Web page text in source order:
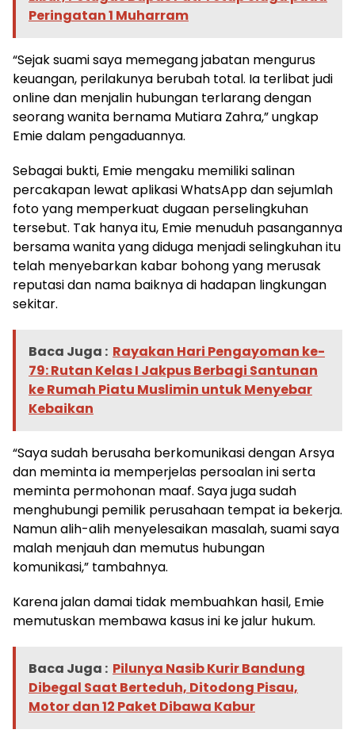
Peringatan 1 Muharram
“Sejak suami saya memegang jabatan mengurus
keuangan, perilakunya berubah total. Ia terlibat judi
online dan menjalin hubungan terlarang dengan
seorang wanita bernama Mutiara Zahra,” ungkap
Emie dalam pengaduannya.
Sebagai bukti, Emie mengaku memiliki salinan
percakapan lewat aplikasi WhatsApp dan sejumlah
foto yang memperkuat dugaan perselingkuhan
tersebut. Tak hanya itu, Emie menuduh pasangannya
bersama wanita yang diduga menjadi selingkuhan itu
telah menyebarkan kabar bohong yang merusak
reputasi dan nama baiknya di hadapan lingkungan
sekitar.
Baca Juga : Rayakan Hari Pengayoman ke-
79: Rutan Kelas I Jakpus Berbagi Santunan
ke Rumah Piatu Muslimin untuk Menyebar
Kebaikan
“Saya sudah berusaha berkomunikasi dengan Arsya
dan meminta ia memperjelas persoalan ini serta
meminta permohonan maaf. Saya juga sudah
menghubungi pemilik perusahaan tempat ia bekerja.
Namun alih-alih menyelesaikan masalah, suami saya
malah menjauh dan memutus hubungan
komunikasi,” tambahnya.
Karena jalan damai tidak membuahkan hasil, Emie
memutuskan membawa kasus ini ke jalur hukum.
Baca Juga : Pilunya Nasib Kurir Bandung
Dibegal Saat Berteduh, Ditodong Pisau,
Motor dan 12 Paket Dibawa Kabur